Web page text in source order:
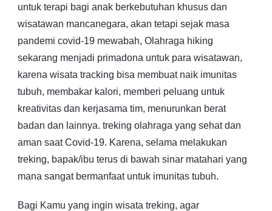
untuk terapi bagi anak berkebutuhan khusus dan
wisatawan mancanegara, akan tetapi sejak masa
pandemi covid-19 mewabah, Olahraga hiking
sekarang menjadi primadona untuk para wisatawan,
karena wisata tracking bisa membuat naik imunitas
tubuh, membakar kalori, memberi peluang untuk
kreativitas dan kerjasama tim, menurunkan berat
badan dan lainnya. treking olahraga yang sehat dan
aman saat Covid-19. Karena, selama melakukan
treking, bapak/ibu terus di bawah sinar matahari yang
mana sangat bermanfaat untuk imunitas tubuh.
Bagi Kamu yang ingin wisata treking, agar